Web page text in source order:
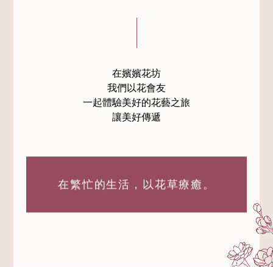
在嬪嬪花坊
我們以花會友
一起體驗美好的花藝之旅
讓美好傳遞
在繁忙的生活， 以花草療癒。